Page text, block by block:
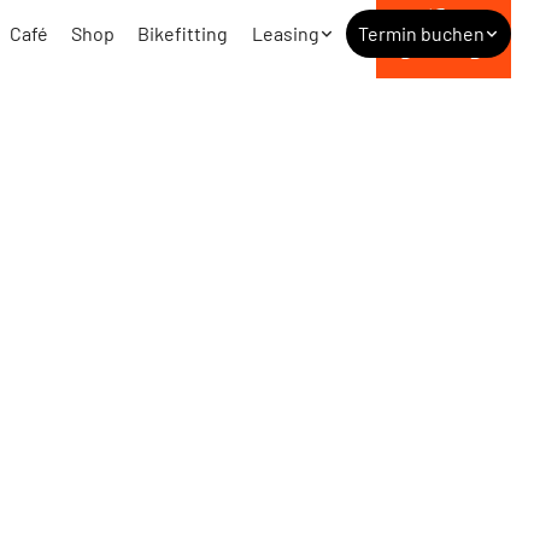
Café Shop Bikefitting Leasing Termin buchen